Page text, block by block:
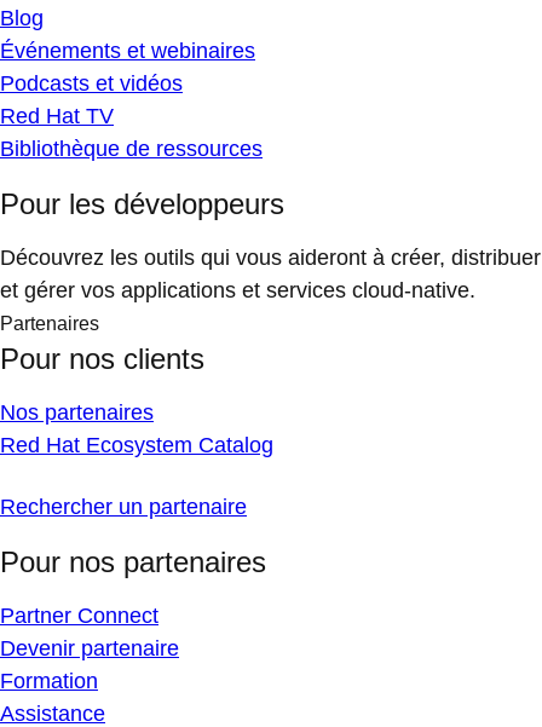
Blog
Événements et webinaires
Podcasts et vidéos
Red Hat TV
Bibliothèque de ressources
Pour les développeurs
Découvrez les outils qui vous aideront à créer, distribuer
et gérer vos applications et services cloud-native.
Partenaires
Pour nos clients
Nos partenaires
Red Hat Ecosystem Catalog
Rechercher un partenaire
Pour nos partenaires
Partner Connect
Devenir partenaire
Formation
Assistance